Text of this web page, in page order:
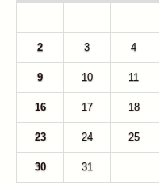
2 3 4
9 10 11
16 17 18
23 24 25
30 31